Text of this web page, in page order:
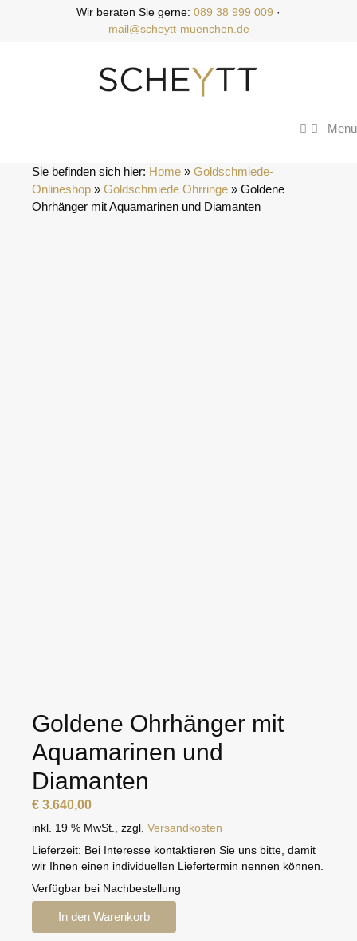
Wir beraten Sie gerne: 089 38 999 009 ·
mail@scheytt-muenchen.de
Menu
Sie befinden sich hier: Home » Goldschmiede-
Onlineshop » Goldschmiede Ohrringe » Goldene
Ohrhänger mit Aquamarinen und Diamanten
Goldene Ohrhänger mit
Aquamarinen und
Diamanten
€ 3.640,00
inkl. 19 % MwSt. zzgl. Versandkosten
Lieferzeit: Bei Interesse kontaktieren Sie uns bitte, damit
wir Ihnen einen individuellen Liefertermin nennen können.
Verfügbar bei Nachbestellung
In den Warenkorb